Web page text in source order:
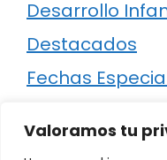
Valoramos tu
Desarrollo
Destacados
Fechas